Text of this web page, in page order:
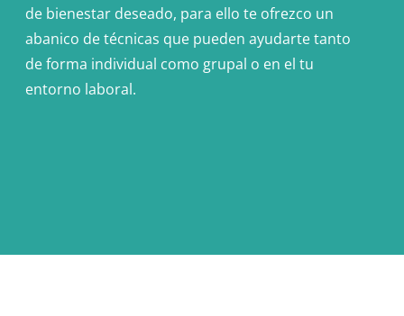
de bienestar deseado, para ello te ofrezco un
abanico de técnicas que pueden ayudarte tanto
de forma individual como grupal o en el tu
entorno laboral.